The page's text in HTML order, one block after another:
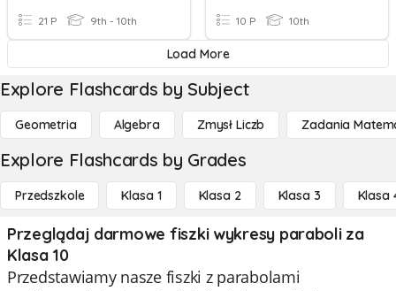
21 P 9th - 10th 10 P 10th
Load More
Explore Flashcards by Subject
Geometria Algebra Zmysł Liczb Zadania
Explore Flashcards by Grades
Przedszkole Klasa 1 Klasa 2 Klasa 3 Klasa
Przeglądaj darmowe fiszki wykresy paraboli za
Klasa 10
Przedstawiamy nasze fiszki z parabolami